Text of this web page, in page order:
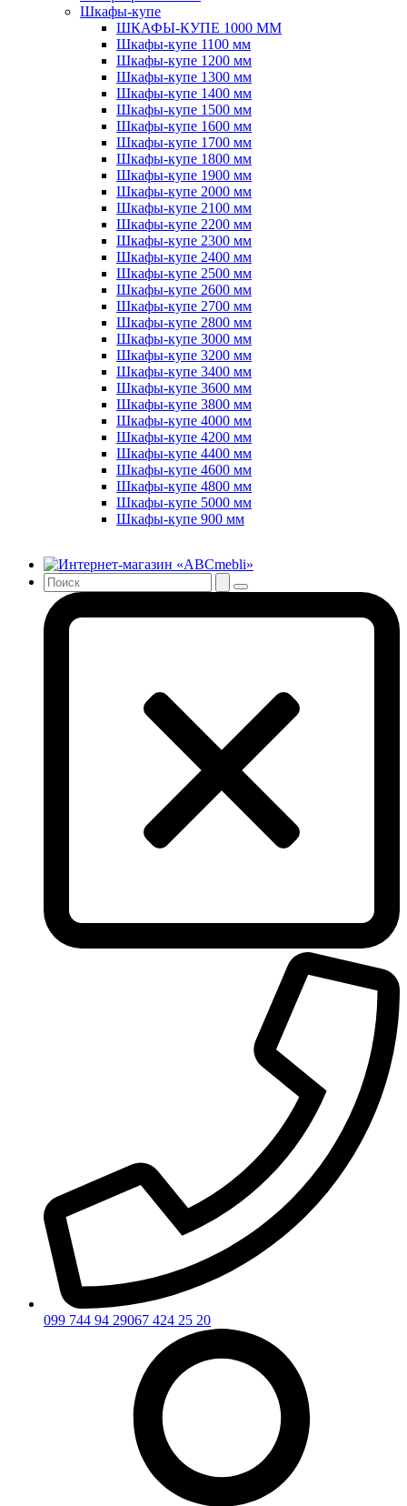
Шкафы-купе
ШКАФЫ-КУПЕ 1000 ММ
Шкафы-купе 1100 мм
Шкафы-купе 1200 мм
Шкафы-купе 1300 мм
Шкафы-купе 1400 мм
Шкафы-купе 1500 мм
Шкафы-купе 1600 мм
Шкафы-купе 1700 мм
Шкафы-купе 1800 мм
Шкафы-купе 1900 мм
Шкафы-купе 2000 мм
Шкафы-купе 2100 мм
Шкафы-купе 2200 мм
Шкафы-купе 2300 мм
Шкафы-купе 2400 мм
Шкафы-купе 2500 мм
Шкафы-купе 2600 мм
Шкафы-купе 2700 мм
Шкафы-купе 2800 мм
Шкафы-купе 3000 мм
Шкафы-купе 3200 мм
Шкафы-купе 3400 мм
Шкафы-купе 3600 мм
Шкафы-купе 3800 мм
Шкафы-купе 4000 мм
Шкафы-купе 4200 мм
Шкафы-купе 4400 мм
Шкафы-купе 4600 мм
Шкафы-купе 4800 мм
Шкафы-купе 5000 мм
Шкафы-купе 900 мм
099 744 94 29067 424 25 20